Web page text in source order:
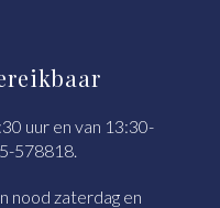
uur en van 13:30-
578818.
nood zaterdag en